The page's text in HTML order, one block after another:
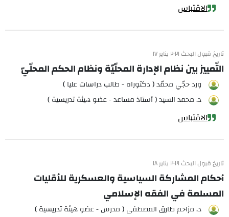
الاقتباس
تاريخ قبول البحث ٢٠٢١ يناير ١٧
التّمييز بين نظام الإدارة المحلّيّة ونظام الحكم المحلّيّ
ورد حجّي محمّد ( دكتوراه - طالب دراسات عليا )
د. محمد السيد ( أستاذ مساعد - عضو هيئة تدريسية )
الاقتباس
تاريخ قبول البحث ٢٠٢١ يناير ١٨
أحكام المشاركة السياسية والعسكرية للأقليات
المسلمة في الفقه الإسلامي
د. مزاحم طارق المصطفى ( مدرس - عضو هيئة تدريسية )